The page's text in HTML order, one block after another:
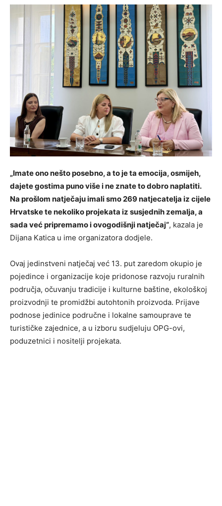
„Imate ono nešto posebno, a to je ta emocija, osmijeh,
dajete gostima puno više i ne znate to dobro naplatiti.
Na prošlom natječaju imali smo 269 natjecatelja iz cijele
Hrvatske te nekoliko projekata iz susjednih zemalja, a
sada već pripremamo i ovogodišnji natječaj“, kazala je
Dijana Katica u ime organizatora dodjele.
Ovaj jedinstveni natječaj već 13. put zaredom okupio je
pojedince i organizacije koje pridonose razvoju ruralnih
područja, očuvanju tradicije i kulturne baštine, ekološkoj
proizvodnji te promidžbi autohtonih proizvoda. Prijave
podnose jedinice područne i lokalne samouprave te
turističke zajednice, a u izboru sudjeluju OPG-ovi,
poduzetnici i nositelji projekata.